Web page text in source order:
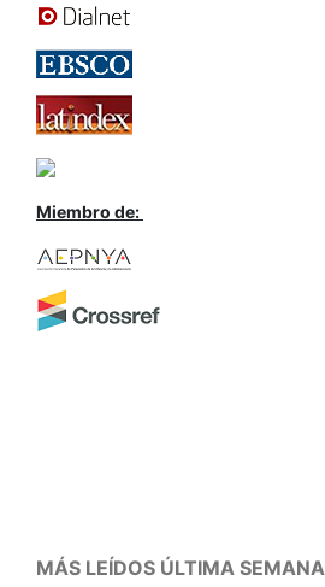
Miembro de:
MÁS LEÍDOS ÚLTIMA SEMANA